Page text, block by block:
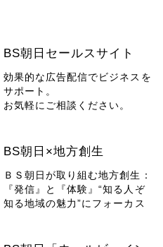
BS朝日セールスサイト
効果的な広告配信でビジネスを
サポート。
お気軽にご相談ください。
BS朝日×地方創生
ＢＳ朝日が取り組む地方創生：
『発信』と『体験』“知る人ぞ
知る地域の魅力”にフォーカス